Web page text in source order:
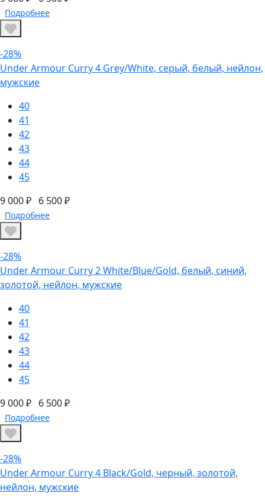
Подробнее
-28%
Under Armour Curry 4 Grey/White, серый, белый, нейлон,
мужские
40
41
42
43
44
45
9 000 ₽ 6 500 ₽
Подробнее
-28%
Under Armour Curry 2 White/Blue/Gold, белый, синий,
золотой, нейлон, мужские
40
41
42
43
44
45
9 000 ₽ 6 500 ₽
Подробнее
-28%
Under Armour Curry 4 Black/Gold, черный, золотой,
нейлон, мужские